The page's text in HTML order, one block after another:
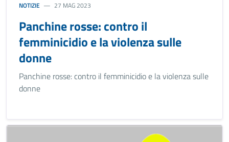
NOTIZIE 27 MAG 2023
Panchine rosse: contro il
femminicidio e la violenza sulle
donne
Panchine rosse: contro il femminicidio e la violenza sulle
donne